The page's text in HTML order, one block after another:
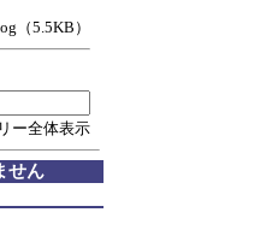
（5.5KB）
ー全体表示
せん